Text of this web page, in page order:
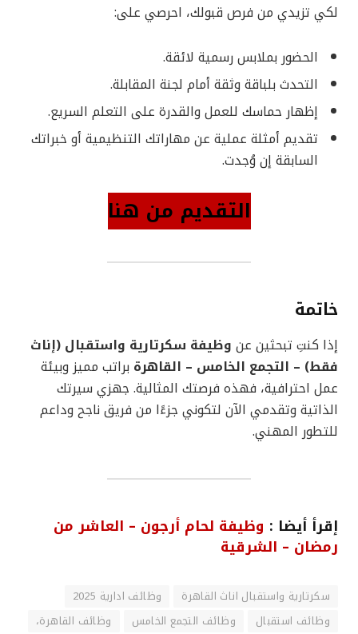
لكي تزيدي من فرص قبولك، احرصي على:
الحضور بملابس رسمية لائقة.
التحدث بلباقة وثقة أمام لجنة المقابلة.
إظهار حماسك للعمل والقدرة على التعلم السريع.
تقديم أمثلة عملية عن مهاراتك التنظيمية أو خبراتك
السابقة إن وُجدت.
التقديم من هنا
خاتمة
إذا كنتِ تبحثين عن وظيفة سكرتارية واستقبال (إناث
فقط) – التجمع الخامس – القاهرة براتب مميز وبيئة
عمل احترافية، فهذه فرصتك المثالية. جهزي سيرتك
الذاتية وتقدمي الآن لتكوني جزءًا من فريق ناجح وداعم
للتطور المهني.
إقرأ أيضا : وظيفة لحام أرجون – العاشر من
رمضان – الشرقية
سكرتارية واستقبال اناث القاهرة
وظائف ادارية 2025
وظائف استقبال
وظائف التجمع الخامس
وظائف القاهرة،